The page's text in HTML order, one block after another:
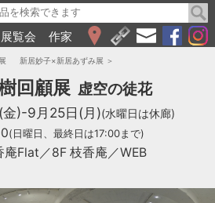
展覧会
展覧会
2026
2025
2024
2023
2022
2020
作家
新居妙子×新居あずみ展 ＞
回顧展 虚空の徒花
)-9月25日(月)(水曜日は休廊)
(日曜日、最終日は17:00まで)
庵Flat／8F 枝香庵／WEB